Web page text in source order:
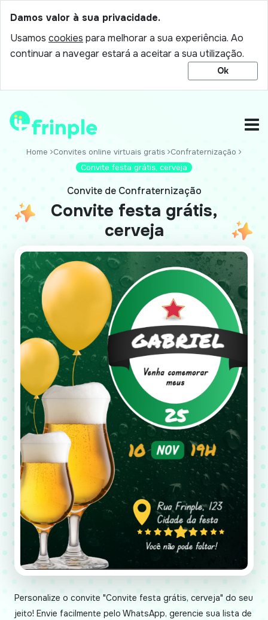
Damos valor à sua privacidade.
Usamos cookies para melhorar a sua experiência. Ao
continuar a navegar estará a aceitar a sua utilização.
Ok
Home Convites online virtuais gratis Confraternização
Convite festa grátis, cerveja
Convite de Confraternização
Convite festa grátis,
cerveja
Personalize o convite "Convite festa grátis, cerveja" do seu
jeito! Envie facilmente pelo WhatsApp, gerencie sua lista de